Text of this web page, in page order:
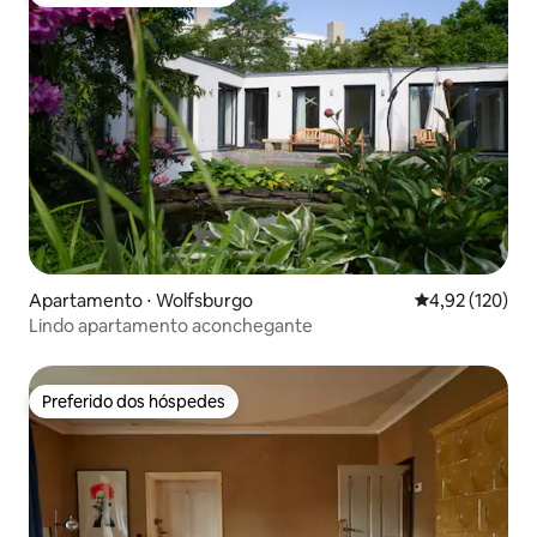
Apartamento ⋅ Wolfsburgo 4,92 de uma
4,92 (120)
Lindo apartamento aconchegante
Preferido dos hóspedes
Preferido dos hóspedes